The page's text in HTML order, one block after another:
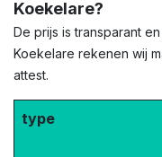
Koekelare?
De prijs is transparant
Koekelare rekenen wij
attest.
type